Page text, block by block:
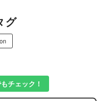
グ
チェック！